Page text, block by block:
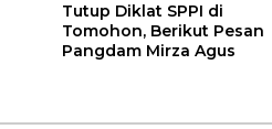
Tutup Diklat SPPI di
Tomohon, Berikut Pesan
Pangdam Mirza Agus